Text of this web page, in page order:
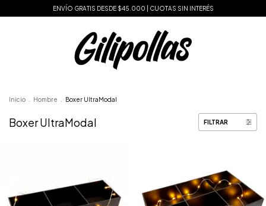
ENVÍO GRATIS DESDE $45.000 | CUOTAS SIN INTERÉS
Inicio Hombre Boxer UltraModal
Boxer UltraModal FILTRAR